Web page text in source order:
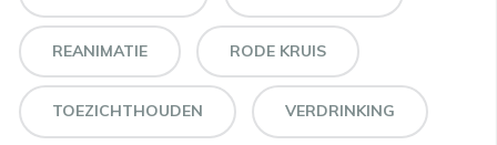
REANIMATIE RODE KRUIS
TOEZICHTHOUDEN VERDRINKING